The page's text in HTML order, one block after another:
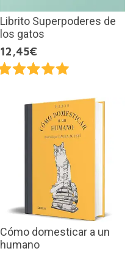
Librito Superpoderes de
los gatos
12,45€
Cómo domesticar a un
humano